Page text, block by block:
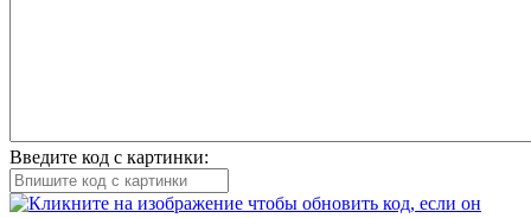
Введите код с картинки: